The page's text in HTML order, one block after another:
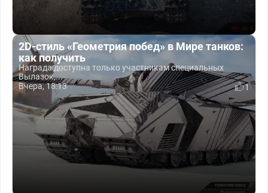
2D-стиль «Геометрия побед» в Мире танков:
как получить
Награда доступна только участникам специальных
Вылазок,...
Вчера, 18:13
1